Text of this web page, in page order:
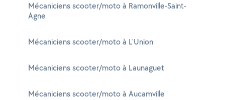
Mécaniciens scooter/moto à Ramonville-Saint-
Agne
Mécaniciens scooter/moto à L'Union
Mécaniciens scooter/moto à Launaguet
Mécaniciens scooter/moto à Aucamville